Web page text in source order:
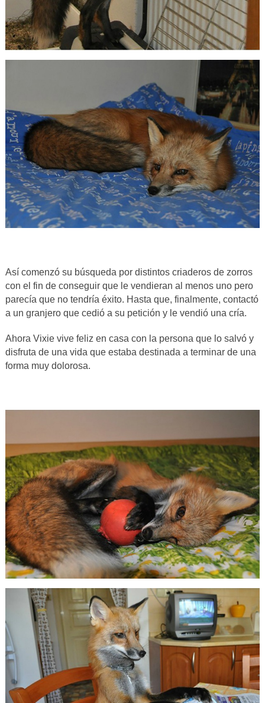
Así comenzó su búsqueda por distintos criaderos de zorros
con el fin de conseguir que le vendieran al menos uno pero
parecía que no tendría éxito. Hasta que, finalmente, contactó
a un granjero que cedió a su petición y le vendió una cría.
Ahora Vixie vive feliz en casa con la persona que lo salvó y
disfruta de una vida que estaba destinada a terminar de una
forma muy dolorosa.